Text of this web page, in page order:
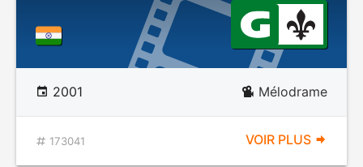
2001 Mélodrame
173041 VOIR PLUS